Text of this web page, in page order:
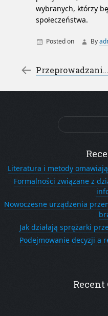
wybranych, którzy
społeczeństwa.
Posted on By
Post
←
Przeprowadzanie remontu w mieszkaniu
Literatura i metody
Formalności związane z
Nowoczesne urządzenia
Jak działają sprężarki
Podejmowanie decyzji a
Recent